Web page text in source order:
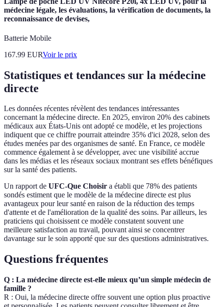
médecine légale, les évaluations, la vérification de documents, la
reconnaissance de devises,
Batterie Mobile
167.99 EURVoir le prix
Statistiques et tendances sur la médecine
directe
Les données récentes révèlent des tendances intéressantes
concernant la médecine directe. En 2025, environ 20% des cabinets
médicaux aux États-Unis ont adopté ce modèle, et les projections
indiquent que ce chiffre pourrait atteindre 35% d'ici 2028, selon des
études menées par des organismes de santé. En France, ce modèle
commence également à se développer, avec une visibilité accrue
dans les médias et les réseaux sociaux montrant ses effets bénéfiques
sur la santé des patients.
Un rapport de UFC-Que Choisir a établi que 78% des patients
sondés estiment que le modèle de la médecine directe est plus
avantageux pour leur santé en raison de la réduction des temps
d'attente et de l'amélioration de la qualité des soins. Par ailleurs, les
praticiens qui choisissent ce modèle constatent souvent une
meilleure satisfaction au travail, pouvant ainsi se concentrer
davantage sur le soin apporté que sur des questions administratives.
Questions fréquentes
Q : La médecine directe est-elle mieux qu’un simple médecin de
famille ?
R : Oui, la médecine directe offre souvent une option plus proactive